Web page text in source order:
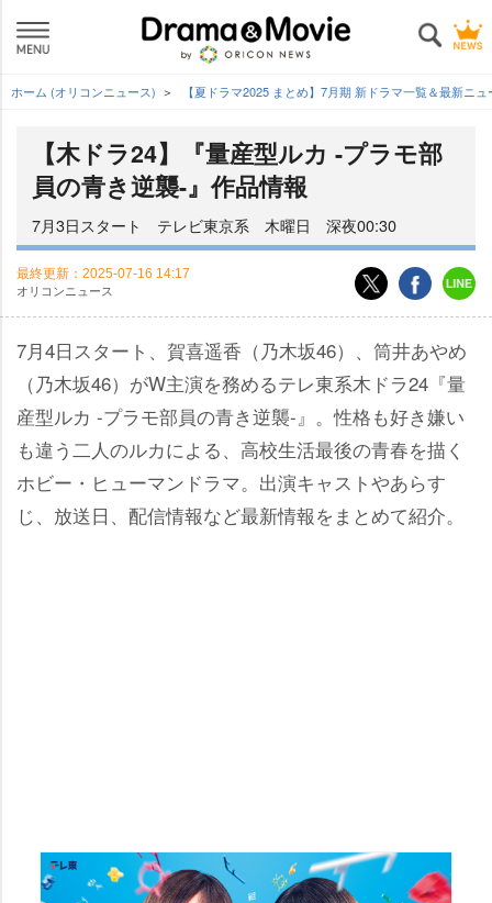
ホーム (オリコンニュース) 【夏ドラマ2025 まとめ】7月期 新ドラマ一覧＆最新ニ
【木ドラ24】『量産型ルカ -プラモ部
員の青き逆襲-』作品情報
7月3日スタート テレビ東京系 木曜日 深夜00:30
最終更新： 2025-07-16 14:17
オリコンニュース
7月4日スタート、賀喜遥香（乃木坂46）、筒井あやめ
（乃木坂46）がW主演を務めるテレ東系木ドラ24『量
産型ルカ -プラモ部員の青き逆襲-』。性格も好き嫌い
も違う二人のルカによる、高校生活最後の青春を描く
ホビー・ヒューマンドラマ。出演キャストやあらす
じ、放送日、配信情報など最新情報をまとめて紹介。